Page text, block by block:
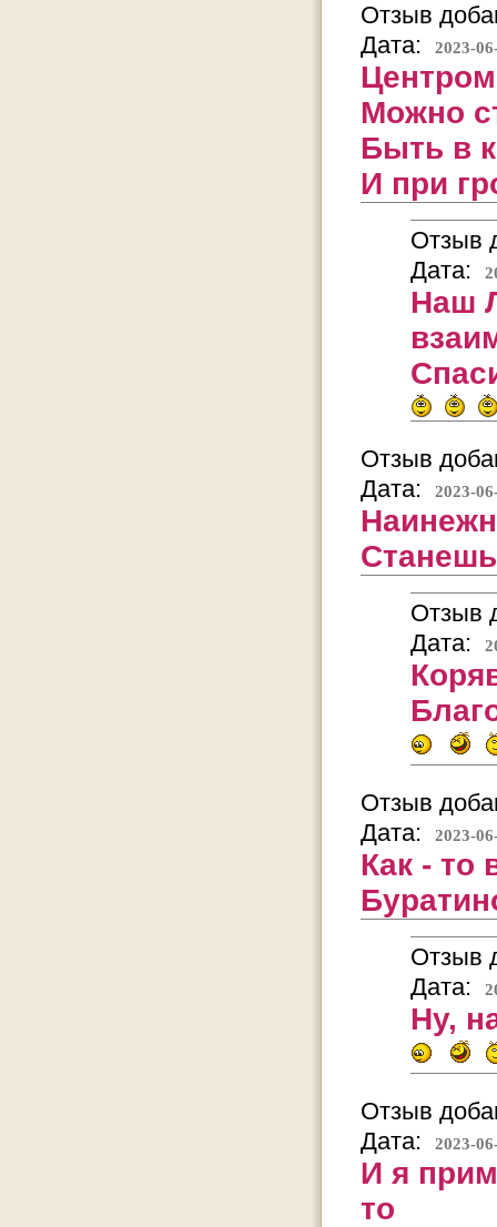
Отзыв
Дата:
2023-
Можно
Быть в
И при
Отзыв
Дата:
Наш
Отзыв
Дата:
2023-
Отзыв
Дата:
Отзыв
Дата:
2023-
Как - то
Отзыв
Дата:
Ну,
Отзыв
Дата:
2023-
И я
то